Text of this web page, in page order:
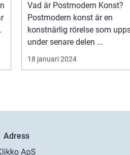
Vad är Postmodern Konst?
Postmodern konst är en
konstnärlig rörelse som
under senare delen ...
18 januari 2024
Adress